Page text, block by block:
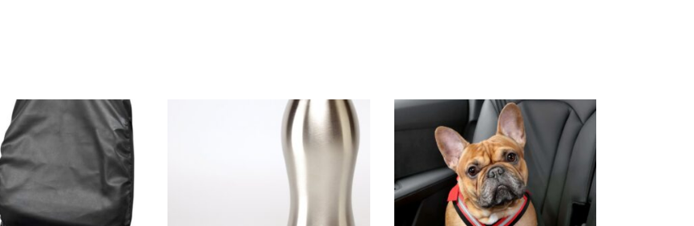
können auf der Produktseite gewählt werden
Dieses Produkt weist mehrere Varianten auf. Die Optionen können auf der Produktseite
Dieses Produkt weist mehrere Varianten auf. Die